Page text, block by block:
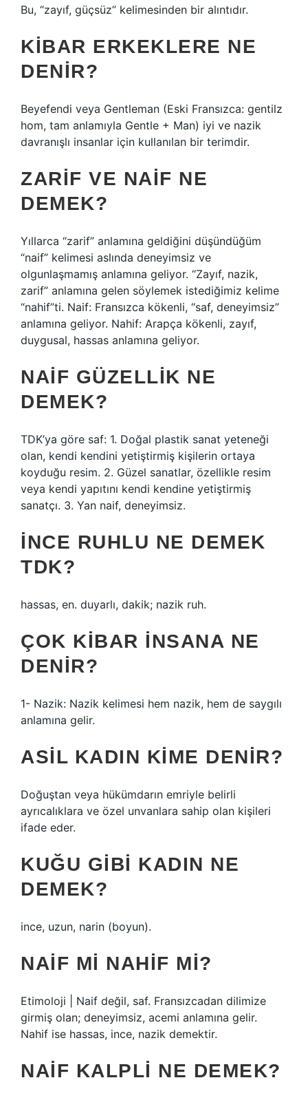
Bu, “zayıf, güçsüz” kelimesinden bir alıntıdır.
KIBAR ERKEKLERE NE
DENIR?
Beyefendi veya Gentleman (Eski Fransızca: gentilz
hom, tam anlamıyla Gentle + Man) iyi ve nazik
davranışlı insanlar için kullanılan bir terimdir.
ZARIF VE NAIF NE
DEMEK?
Yıllarca “zarif” anlamına geldiğini düşündüğüm
“naif” kelimesi aslında deneyimsiz ve
olgunlaşmamış anlamına geliyor. “Zayıf, nazik,
zarif” anlamına gelen söylemek istediğimiz kelime
“nahif”ti. Naif: Fransızca kökenli, “saf, deneyimsiz”
anlamına geliyor. Nahif: Arapça kökenli, zayıf,
duygusal, hassas anlamına geliyor.
NAIF GÜZELLIK NE
DEMEK?
TDK’ya göre saf: 1. Doğal plastik sanat yeteneği
olan, kendi kendini yetiştirmiş kişilerin ortaya
koyduğu resim. 2. Güzel sanatlar, özellikle resim
veya kendi yapıtını kendi kendine yetiştirmiş
sanatçı. 3. Yan naif, deneyimsiz.
İNCE RUHLU NE DEMEK
TDK?
hassas, en. duyarlı, dakik; nazik ruh.
ÇOK KIBAR INSANA NE
DENIR?
1- Nazik: Nazik kelimesi hem nazik, hem de saygılı
anlamına gelir.
ASIL KADIN KIME DENIR?
Doğuştan veya hükümdarın emriyle belirli
ayrıcalıklara ve özel unvanlara sahip olan kişileri
ifade eder.
KUĞU GIBI KADIN NE
DEMEK?
ince, uzun, narin (boyun).
NAIF MI NAHIF MI?
Etimoloji | Naif değil, saf. Fransızcadan dilimize
girmiş olan; deneyimsiz, acemi anlamına gelir.
Nahif ise hassas, ince, nazik demektir.
NAIF KALPLI NE DEMEK?